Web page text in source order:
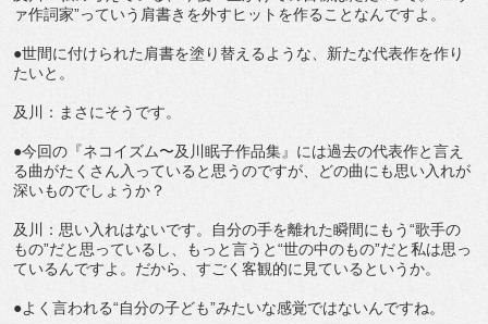
ァ作詞家”っていう肩書きを外すヒットを作ることなんですよ。
●世間に付けられた肩書を塗り替えるような、新たな代表作を作り
たいと。
及川：まさにそうです。
●今回の『ネコイズム〜及川眠子作品集』には過去の代表作と言え
る曲がたくさん入っていると思うのですが、どの曲にも思い入れが
深いものでしょうか？
及川：思い入れはないです。自分の手を離れた瞬間にもう“歌手の
もの”だと思っているし、もっと言うと“世の中のもの”だと私は思っ
ているんですよ。だから、すごく客観的に見ているというか。
●よく言われる“自分の子ども”みたいな感覚ではないんですね。